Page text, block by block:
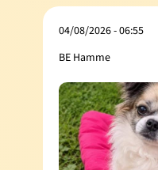
04/08/2026 - 06:55
BE Hamme